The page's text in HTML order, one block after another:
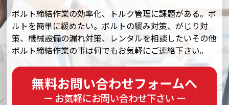
ボルト締結作業の効率化、トルク管理に課題がある。ボ
ルトを簡単に緩めたい。ボルトの緩み対策、がじり対
策、機械設備の漏れ対策、レンタルを相談したいその他
ボルト締結作業の事は何でもお気軽にご連絡下さい。
無料お問い合わせフォームへ
ー お気軽にお問い合わせ下さい ー